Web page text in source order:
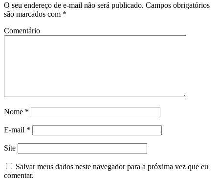
O seu endereço de e-mail não será publicado. Campos obrigatórios
são marcados com *
Comentário
Nome *
E-mail *
Site
Salvar meus dados neste navegador para a próxima vez que eu
comentar.